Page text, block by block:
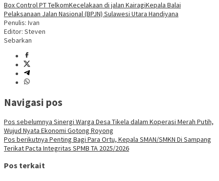
Box Control PT TelkomKecelakaan di jalan KairagiKepala Balai
Pelaksanaan Jalan Nasional (BPJN) Sulawesi Utara Handiyana
Penulis: Ivan
Editor: Steven
Sebarkan
Navigasi pos
Pos sebelumnya Sinergi Warga Desa Tikela dalam Koperasi Merah Putih,
Wujud Nyata Ekonomi Gotong Royong
Pos berikutnya Penting Bagi Para Ortu, Kepala SMAN/SMKN Di Sampang
Terikat Pacta Integritas SPMB TA 2025/2026
Pos terkait